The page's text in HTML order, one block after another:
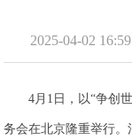
2025-04-02
4月1日，以“争创
务会在北京隆重举行